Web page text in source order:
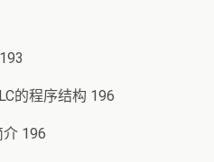
的程序结构 196
196